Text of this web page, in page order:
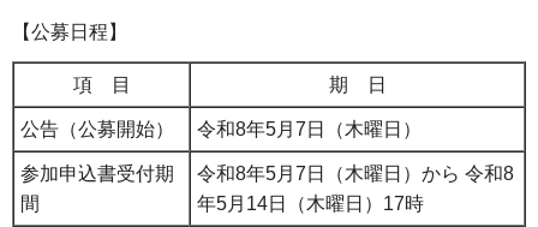
【公募日程】
項 目 期 日
公告（公募開始） 令和8年5月7日（木曜日）
参加申込書受付期
間
令和8年5月7日（木曜日）から 令和8
年5月14日（木曜日）17時